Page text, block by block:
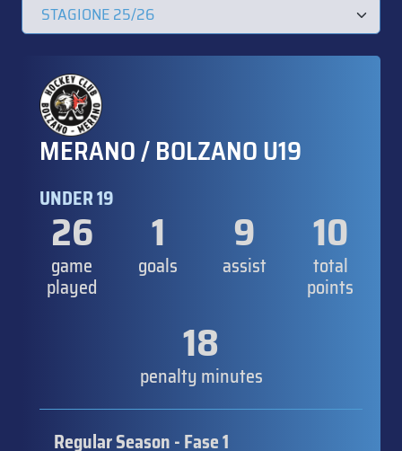
MERANO / BOLZANO U19
UNDER 19
26
game
played
1
goals
9
assist
10
total
points
18
penalty minutes
Regular Season - Fase 1